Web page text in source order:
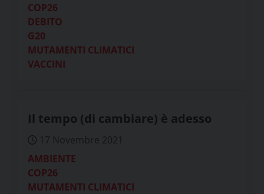
COP26
DEBITO
G20
MUTAMENTI CLIMATICI
VACCINI
Il tempo (di cambiare) è adesso
17 Novembre 2021
AMBIENTE
COP26
MUTAMENTI CLIMATICI